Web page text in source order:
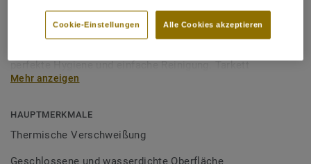
zweier PVC-Bahnen verwendet und sorgen für eine
perfekte Hygiene und einfache Reinigung. Tarkett
Schweißschnüre sind erhältlich in den Varianten Uni und
Bodenbelagssortiment abgestimmt. Durch die Verwendung
von Kontrastfarben lassen sich auch besondere
Mehr anzeigen
HAUPTMERKMALE
Thermische Verschweißung
Geschlossene und wasserdichte Oberfläche
Alle Cookies akzeptieren
Cookie-Einstellungen